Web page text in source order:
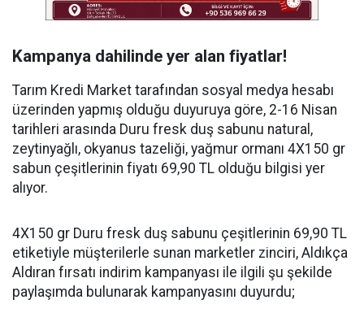
Kampanya dahilinde yer alan fiyatlar!
Tarım Kredi Market tarafından sosyal medya hesabı
üzerinden yapmış olduğu duyuruya göre, 2-16 Nisan
tarihleri arasında Duru fresk duş sabunu natural,
zeytinyağlı, okyanus tazeliği, yağmur ormanı 4X150 gr
sabun çeşitlerinin fiyatı 69,90 TL olduğu bilgisi yer
alıyor.
4X150 gr Duru fresk duş sabunu çeşitlerinin 69,90 TL
etiketiyle müşterilerle sunan marketler zinciri, Aldıkça
Aldıran fırsatı indirim kampanyası ile ilgili şu şekilde
paylaşımda bulunarak kampanyasını duyurdu;